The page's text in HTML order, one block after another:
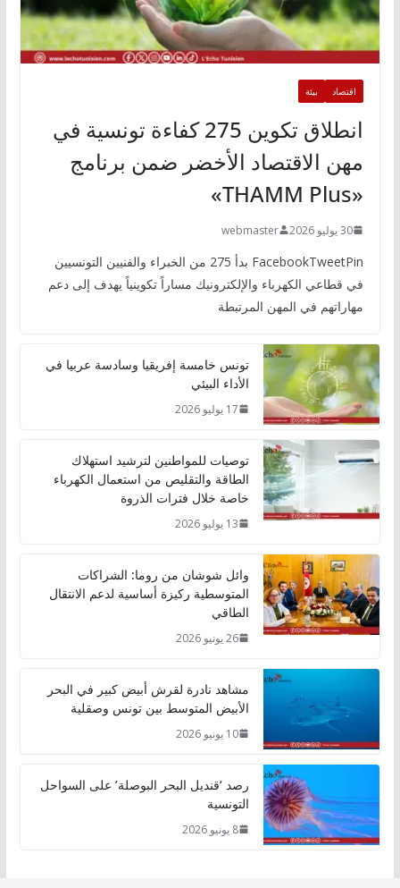
اقتصاد بيئة
انطلاق تكوين 275 كفاءة تونسية في
مهن الاقتصاد الأخضر ضمن برنامج
«THAMM Plus»
30 يوليو 2026 webmaster
FacebookTweetPin بدأ 275 من الخبراء والفنيين التونسيين
في قطاعي الكهرباء والإلكترونيك مساراً تكوينياً يهدف إلى دعم
مهاراتهم في المهن المرتبطة
تونس خامسة إفريقيا وسادسة عربيا في
الأداء البيئي
17 يوليو 2026
توصيات للمواطنين لترشيد استهلاك
الطاقة والتقليص من استعمال الكهرباء
خاصة خلال فترات الذروة
13 يوليو 2026
وائل شوشان من روما: الشراكات
المتوسطية ركيزة أساسية لدعم الانتقال
الطاقي
26 يونيو 2026
مشاهد نادرة لقرش أبيض كبير في البحر
الأبيض المتوسط بين تونس وصقلية
10 يونيو 2026
رصد ‘قنديل البحر البوصلة’ على السواحل
التونسية
8 يونيو 2026